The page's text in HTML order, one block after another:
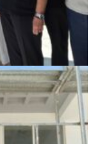
φέρει